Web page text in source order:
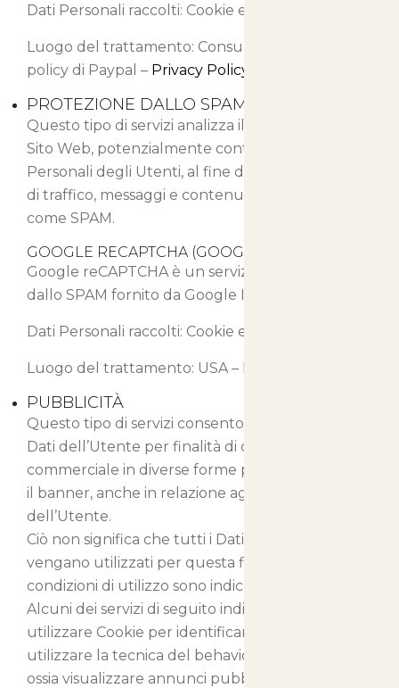
Dati Personali raccolti: Cookie e Dati di Utilizzo.
Luogo del trattamento: Consulta la privacy
policy di Paypal – Privacy Policy
PROTEZIONE DALLO SPAM
Questo tipo di servizi analizza il traffico di Questo
Sito Web, potenzialmente contenente Dati
Personali degli Utenti, al fine di filtrarlo da parti
di traffico, messaggi e contenuti riconosciuti
come SPAM.
GOOGLE RECAPTCHA (GOOGLE INC.)
Google reCAPTCHA è un servizio di protezione
dallo SPAM fornito da Google Inc.
Dati Personali raccolti: Cookie e Dati di Utilizzo.
Luogo del trattamento: USA – Privacy Policy
PUBBLICITÀ
Questo tipo di servizi consentono di utilizzare i
Dati dell’Utente per finalità di comunicazione
commerciale in diverse forme pubblicitarie, quali
il banner, anche in relazione agli interessi
dell’Utente.
Ciò non significa che tutti i Dati Personali
vengano utilizzati per questa finalità. Dati e
condizioni di utilizzo sono indicati di seguito.
Alcuni dei servizi di seguito indicati potrebbero
utilizzare Cookie per identificare l’Utente o
utilizzare la tecnica del behavioral retargeting,
ossia visualizzare annunci pubblicitari